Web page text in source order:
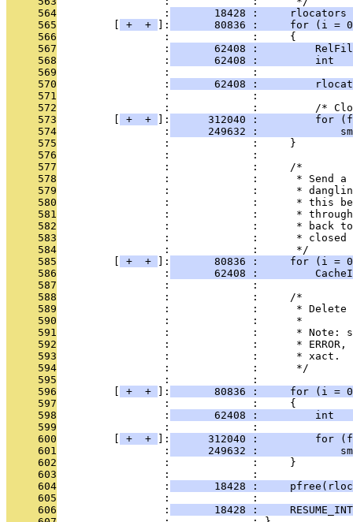
     564
                 :
18428 :     rlocators
     565
+ + ]:
80836 :     for (i =
     566
                 :             :     {
     567
                 :
62408 :
     568
                 :
62408 :         int
     569
                 :             :
     570
                 :
62408 :
     571
                 :             :
     572
:             :         /*
     573
+ + ]:
312040 :         for
     574
                 :
249632 :
     575
                 :             :     }
     576
                 :             :
     577
                 :             :     /*
     578
:             :      * Send
     579
:             :      *
     580
:             :      * this
     581
:             :      *
     582
:             :      * back
     583
:             :      * closed
     584
                 :             :      */
     585
+ + ]:
80836 :     for (i =
     586
                 :
62408 :
     587
                 :             :
     588
                 :             :     /*
     589
:             :      * Delete
     590
                 :             :      *
     591
:             :      * Note:
     592
:             :      *
     593
                 :             :      * xact.
     594
                 :             :      */
     595
                 :             :
     596
+ + ]:
80836 :     for (i =
     597
                 :             :     {
     598
                 :
62408 :         int
     599
                 :             :
     600
+ + ]:
312040 :         for
     601
                 :
249632 :
     602
                 :             :     }
     603
                 :             :
     604
                 :
18428 :
     605
                 :             :
     606
                 :
18428 :